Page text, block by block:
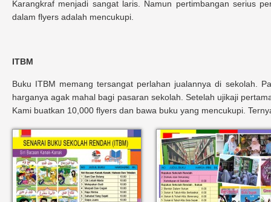
Karangkraf menjadi sangat laris. Namun pertimbangan serius
dalam flyers adalah mencukupi.
ITBM
Buku ITBM memang tersangat perlahan jualannya di sekolah.
harganya agak mahal bagi pasaran sekolah. Setelah ujikaji
Kami buatkan 10,000 flyers dan bawa buku yang mencukupi.